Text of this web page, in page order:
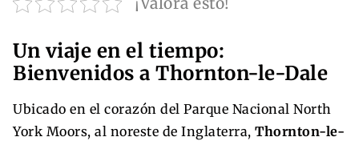
Un viaje en el tiempo:
Bienvenidos a Thornton-le-Dale
Ubicado en el corazón del Parque Nacional North
York Moors, al noreste de Inglaterra, Thornton-le-